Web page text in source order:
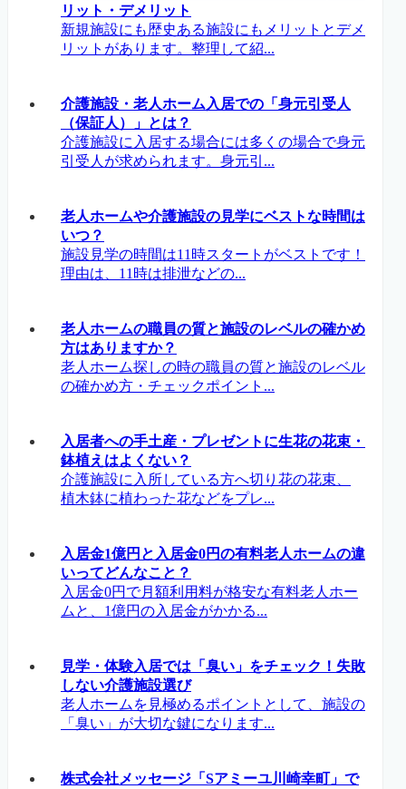
リット・デメリット
新規施設にも歴史ある施設にもメリットとデメ
リットがあります。整理して紹...
介護施設・老人ホーム入居での「身元引受人
（保証人）」とは？
介護施設に入居する場合には多くの場合で身元
引受人が求められます。身元引...
老人ホームや介護施設の見学にベストな時間は
いつ？
施設見学の時間は11時スタートがベストです！
理由は、11時は排泄などの...
老人ホームの職員の質と施設のレベルの確かめ
方はありますか？
老人ホーム探しの時の職員の質と施設のレベル
の確かめ方・チェックポイント...
入居者への手土産・プレゼントに生花の花束・
鉢植えはよくない？
介護施設に入所している方へ切り花の花束、
植木鉢に植わった花などをプレ...
入居金1億円と入居金0円の有料老人ホームの違
いってどんなこと？
入居金0円で月額利用料が格安な有料老人ホー
ムと、1億円の入居金がかかる...
見学・体験入居では「臭い」をチェック！失敗
しない介護施設選び
老人ホームを見極めるポイントとして、施設の
「臭い」が大切な鍵になります...
株式会社メッセージ「Sアミーユ川崎幸町」で